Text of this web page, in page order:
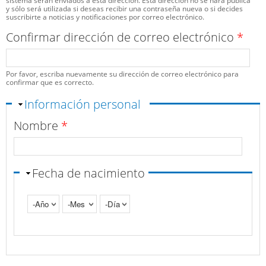
y sólo será utilizada si deseas recibir una contraseña nueva o si decides
suscribirte a noticias y notificaciones por correo electrónico.
Confirmar dirección de correo electrónico *
Por favor, escriba nuevamente su dirección de correo electrónico para
confirmar que es correcto.
Ocultar
Información personal
Nombre *
Fecha de nacimiento
Año
Mes Día